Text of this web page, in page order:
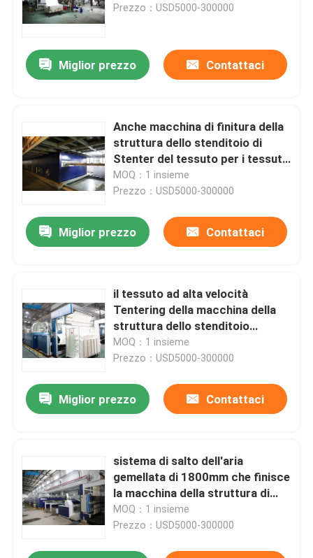
Prezzo：USD5000-300000
Miglior prezzo Contattaci
Anche macchina di finitura della
struttura dello stenditoio di
Stenter del tessuto per i tessuti
a riccio lunghi dell'asciugamano
MOQ：1 insieme
Prezzo：USD5000-300000
Miglior prezzo Contattaci
il tessuto ad alta velocità
Tentering della macchina della
struttura dello stenditoio
riscaldato olio di 3000mm per
tricotta tessuto
MOQ：1 insieme
Prezzo：USD5000-300000
Miglior prezzo Contattaci
sistema di salto dell'aria
gemellata di 1800mm che finisce
la macchina della struttura di
Stenter per i tessuti di cotone
MOQ：1 insieme
Prezzo：USD5000-300000